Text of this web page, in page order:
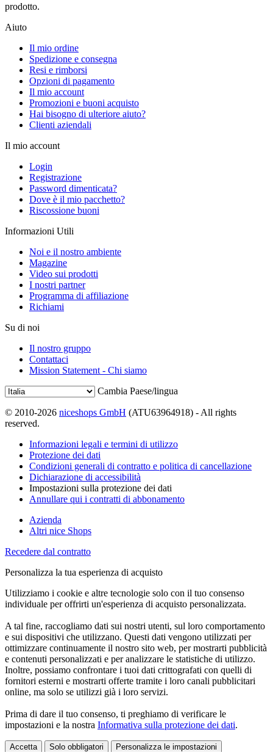
prodotto.
Aiuto
Il mio ordine
Spedizione e consegna
Resi e rimborsi
Opzioni di pagamento
Il mio account
Promozioni e buoni acquisto
Hai bisogno di ulteriore aiuto?
Clienti aziendali
Il mio account
Login
Registrazione
Password dimenticata?
Dove è il mio pacchetto?
Riscossione buoni
Informazioni Utili
Noi e il nostro ambiente
Magazine
Video sui prodotti
I nostri partner
Programma di affiliazione
Richiami
Su di noi
Il nostro gruppo
Contattaci
Mission Statement - Chi siamo
Cambia Paese/lingua
© 2010-2026 niceshops GmbH (ATU63964918) - All rights
reserved.
Informazioni legali e termini di utilizzo
Protezione dei dati
Condizioni generali di contratto e politica di cancellazione
Dichiarazione di accessibilità
Impostazioni sulla protezione dei dati
Annullare qui i contratti di abbonamento
Azienda
Altri nice Shops
Recedere dal contratto
Personalizza la tua esperienza di acquisto
Utilizziamo i cookie e altre tecnologie solo con il tuo consenso
individuale per offrirti un'esperienza di acquisto personalizzata.
A tal fine, raccogliamo dati sui nostri utenti, sul loro comportamento
e sui dispositivi che utilizzano. Questi dati vengono utilizzati per
ottimizzare continuamente il nostro sito web, per mostrarti pubblicità
e contenuti personalizzati e per analizzare le statistiche di utilizzo.
Inoltre, possiamo confrontare i tuoi dati crittografati con quelli di
fornitori esterni e mostrarti offerte tramite i loro canali pubblicitari
online, ma solo se utilizzi già i loro servizi.
Prima di dare il tuo consenso, ti preghiamo di verificare le
impostazioni e la nostra Informativa sulla protezione dei dati.
Accetta Solo obbligatori Personalizza le impostazioni